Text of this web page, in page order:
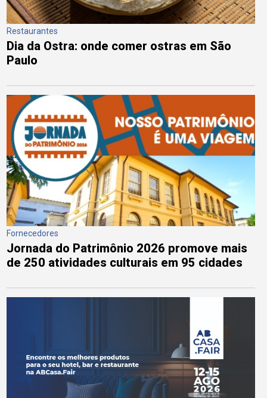
Restaurantes
Dia da Ostra: onde comer ostras em São
Paulo
Fornecedores
Jornada do Patrimônio 2026 promove mais
de 250 atividades culturais em 95 cidades